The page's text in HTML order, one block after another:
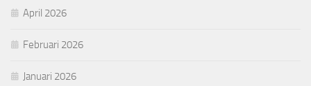
April 2026
Februari 2026
Januari 2026